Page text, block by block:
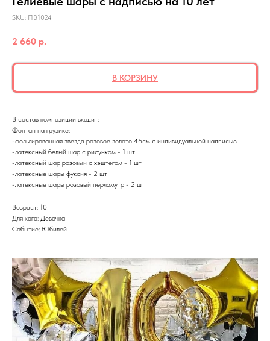
SKU: ПВ1024
2 660 р.
В КОРЗИНУ
В состав композиции входит:
Фонтан на грузике:
-фольгированная звезда розовое золото 46см с индивидуальной надписью
-латексный белый шар с рисунком - 1 шт
-латексный шар розовый с хэштегом - 1 шт
-латексные шары фуксия - 2 шт
-латексные шары розовый перламутр - 2 шт
Возраст: 10
Для кого: Девочка
Событие: Юбилей